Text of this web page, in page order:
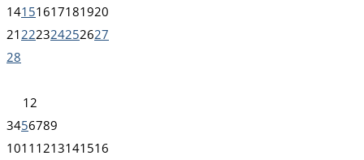
14151617181920
21 222324252627
28
1 2
3456789
1011 1213141516